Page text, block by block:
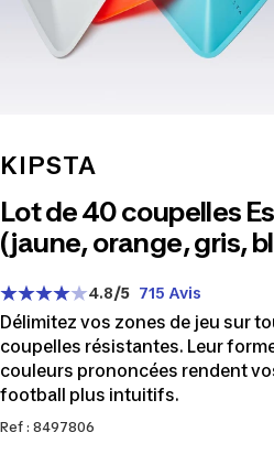
KIPSTA
Lot de 40 coupelles
(jaune, orange, gris,
4.8/5 715 Avis
Délimitez vos zones de jeu sur
coupelles résistantes. Leur
couleurs prononcées rendent
football plus intuitifs.
Ref : 8497806